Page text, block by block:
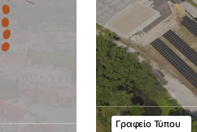
Γραφείο Τύπου